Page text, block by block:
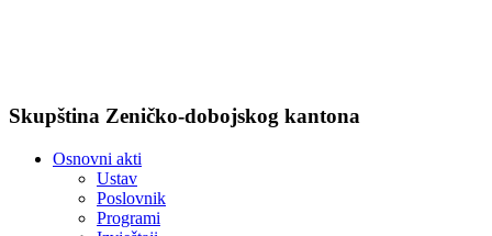
Skupština Zeničko-dobojskog kantona
Osnovni akti
Ustav
Poslovnik
Programi